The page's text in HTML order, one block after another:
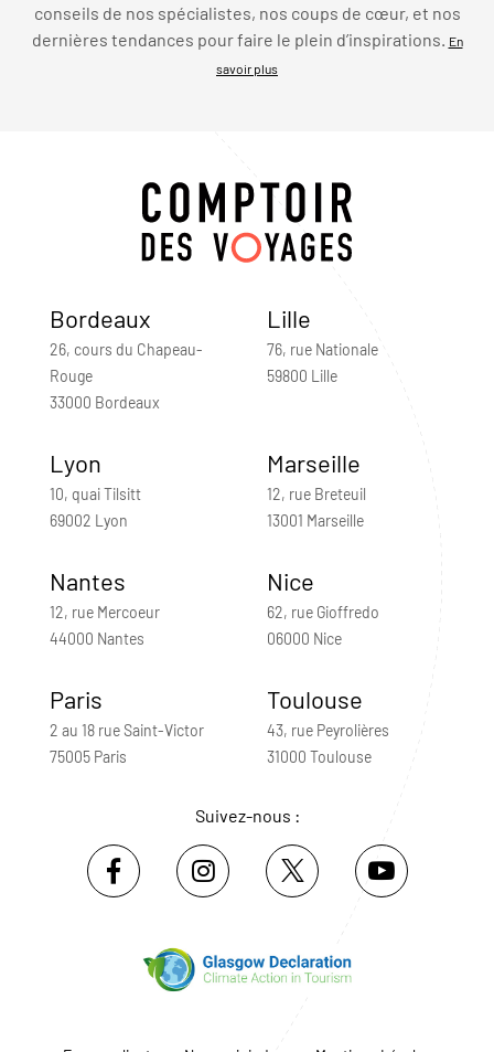
conseils de nos spécialistes, nos coups de cœur, et nos
dernières tendances pour faire le plein d’inspirations. En
savoir plus
Bordeaux
26, cours du Chapeau-
Rouge
33000 Bordeaux
Lille
76, rue Nationale
59800 Lille
Lyon
10, quai Tilsitt
69002 Lyon
Marseille
12, rue Breteuil
13001 Marseille
Nantes
12, rue Mercoeur
44000 Nantes
Nice
62, rue Gioffredo
06000 Nice
Paris
2 au 18 rue Saint-Victor
75005 Paris
Toulouse
43, rue Peyrolières
31000 Toulouse
Suivez-nous :